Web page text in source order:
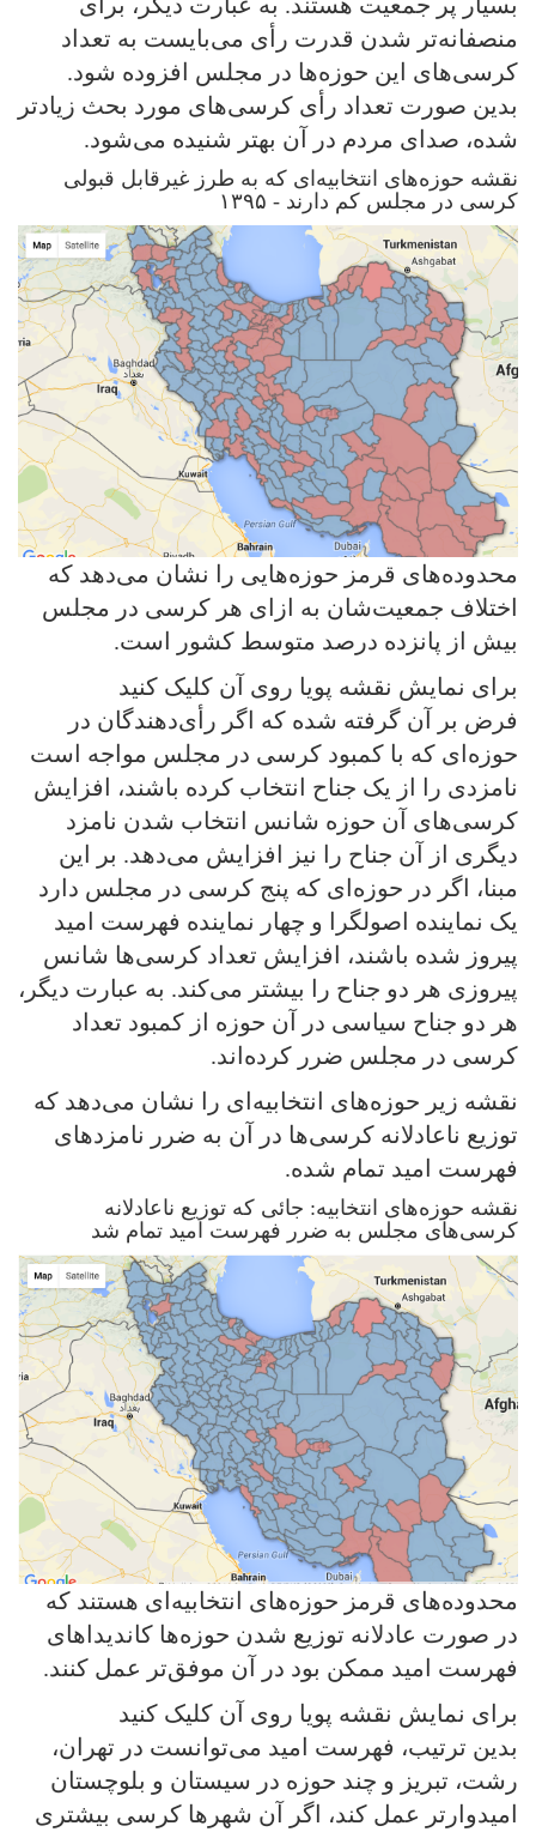
منصفانه‌تر شدن قدرت رأی می‌بایست به تعداد
کرسی‌های این حوزه‌ها در مجلس افزوده شود.
بدین صورت تعداد رأی کرسی‌های مورد بحث زیادتر
شده، صدای مردم در آن بهتر شنیده می‌شود.
نقشه حوزه‌های انتخابیه‌ای که به طرز غیرقابل قبولی
کرسی در مجلس کم دارند - ۱۳۹۵
محدوده‌های قرمز حوزه‌هایی را نشان می‌دهد که
اختلاف جمعیت‌شان به ازای هر کرسی در مجلس
بیش از پانزده درصد متوسط کشور است.
برای نمایش نقشه پویا روی آن کلیک کنید
فرض بر آن گرفته شده که اگر رأی‌دهندگان در
حوزه‌ای که با کمبود کرسی در مجلس مواجه است
نامزدی را از یک جناح انتخاب کرده باشند، افزایش
کرسی‌های آن حوزه شانس انتخاب شدن نامزد
دیگری از آن جناح را نیز افزایش می‌دهد. بر این
مبنا، اگر در حوزه‌ای که پنج کرسی در مجلس دارد
یک نماینده اصولگرا و چهار نماینده فهرست امید
پیروز شده باشند، افزایش تعداد کرسی‌ها شانس
پیروزی هر دو جناح را بیشتر می‌کند. به عبارت دیگر،
هر دو جناح سیاسی در آن حوزه از کمبود تعداد
کرسی در مجلس ضرر کرده‌اند.
نقشه زیر حوزه‌های انتخابیه‌ای را نشان می‌دهد که
توزیع ناعادلانه کرسی‌ها در آن به ضرر نامزدهای
فهرست امید تمام شده.
نقشه حوزه‌های انتخابیه: جائی که توزیع ناعادلانه
کرسی‌های مجلس به ضرر فهرست امید تمام شد
محدوده‌های قرمز حوزه‌های انتخابیه‌ای هستند که
در صورت عادلانه توزیع شدن حوزه‌ها کاندیداهای
فهرست امید ممکن بود در آن موفق‌تر عمل کنند.
برای نمایش نقشه پویا روی آن کلیک کنید
بدین ترتیب، فهرست امید می‌توانست در تهران،
رشت، تبریز و چند حوزه در سیستان و بلوچستان
امیدوارتر عمل کند، اگر آن شهرها کرسی بیشتری